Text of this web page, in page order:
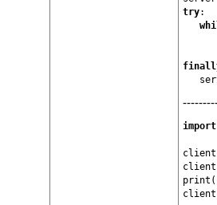
try:
client
print(